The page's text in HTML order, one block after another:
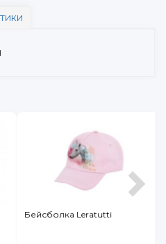
Бейсболка Leratutti